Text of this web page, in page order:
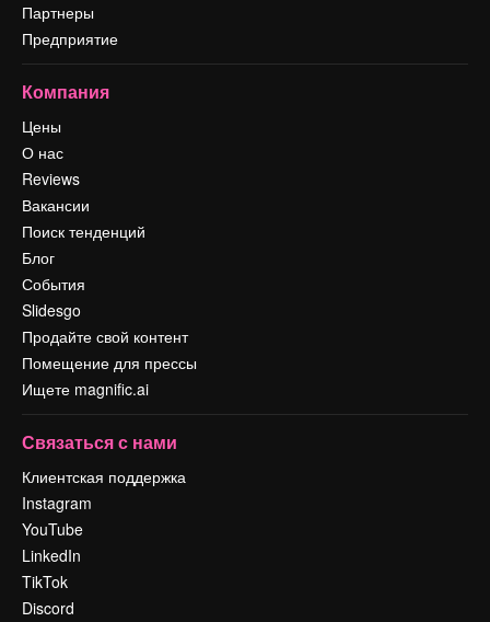
Партнеры
Предприятие
Компания
Цены
О нас
Reviews
Вакансии
Поиск тенденций
Блог
События
Slidesgo
Продайте свой контент
Помещение для прессы
Ищете magnific.ai
Связаться с нами
Клиентская поддержка
Instagram
YouTube
LinkedIn
TikTok
Discord